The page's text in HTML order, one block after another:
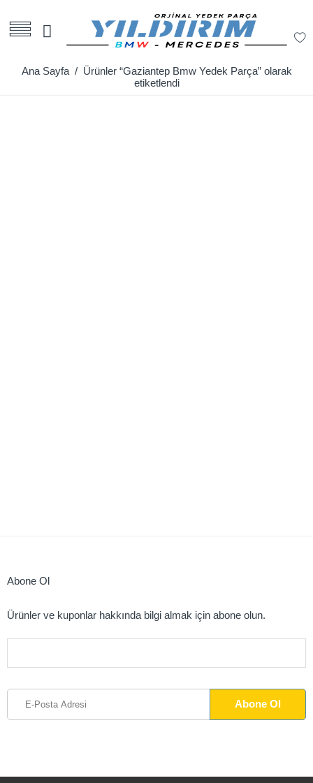
Ana Sayfa/ Ürünler “Gaziantep Bmw Yedek Parça” olarak
etiketlendi
Abone Ol
Ürünler ve kuponlar hakkında bilgi almak için abone olun.